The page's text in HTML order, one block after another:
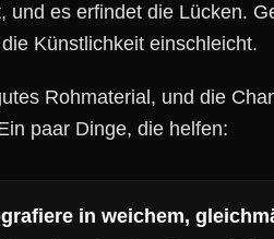
und es erfindet die Lücken.
Künstlichkeit einschleicht.
Rohmaterial, und die
paar Dinge, die helfen:
in weichem,